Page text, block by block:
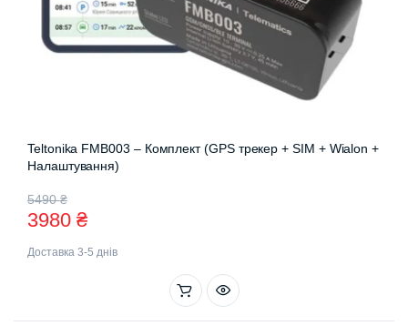
Teltonika FMB003 – Комплект (GPS трекер + SIM + Wialon +
Налаштування)
5490₴
Оригінальна
ціна:
5490 ₴.
3980 ₴
Поточна
ціна:
3980 ₴.
Доставка 3-5 днів